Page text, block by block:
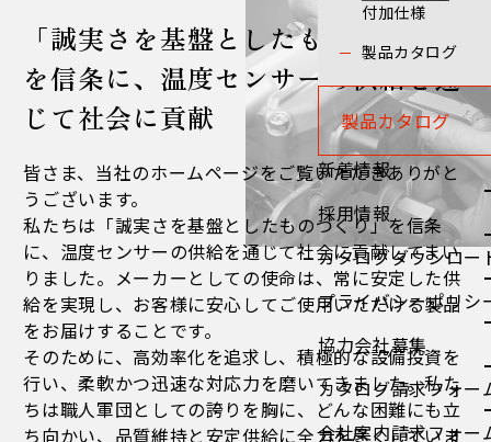
付加仕様
製品カタログ
製品カタログ
新着情報
採用情報
カタログダウンロー
プライバシーポリシ
協力会社募集
カタログ請求フォー
会社案内請求フォー
「誠実さを基盤としたものづくり」
を信条に、温度センサーの供給を通
じて社会に貢献
皆さま、当社のホームページをご覧いただきありがと
うございます。
私たちは「誠実さを基盤としたものづくり」を信条
に、温度センサーの供給を通じて社会に貢献してまい
りました。メーカーとしての使命は、常に安定した供
給を実現し、お客様に安心してご使用いただける製品
をお届けすることです。
そのために、高効率化を追求し、積極的な設備投資を
行い、柔軟かつ迅速な対応力を磨いてきました。私た
ちは職人軍団としての誇りを胸に、どんな困難にも立
ち向かい、品質維持と安定供給に全力を尽くしていま